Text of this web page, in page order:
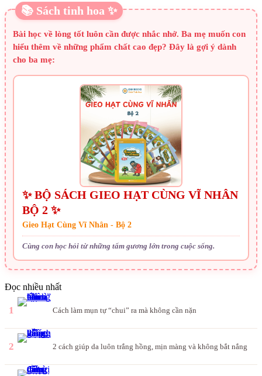
📚 Sách tinh hoa ✨
Bài học về lòng tốt luôn cần được nhắc nhở. Ba mẹ muốn con
hiểu thêm về những phẩm chất cao đẹp? Đây là gợi ý dành
cho ba mẹ:
✨ BỘ SÁCH GIEO HẠT CÙNG VĨ NHÂN
BỘ 2 ✨
Gieo Hạt Cùng Vĩ Nhân - Bộ 2
Cùng con học hỏi từ những tấm gương lớn trong cuộc sống.
Đọc nhiều nhất
1 Cách làm mụn tự “chui” ra mà không cần nặn
2 2 cách giúp da luôn trắng hồng, mịn màng và không bắt nắng